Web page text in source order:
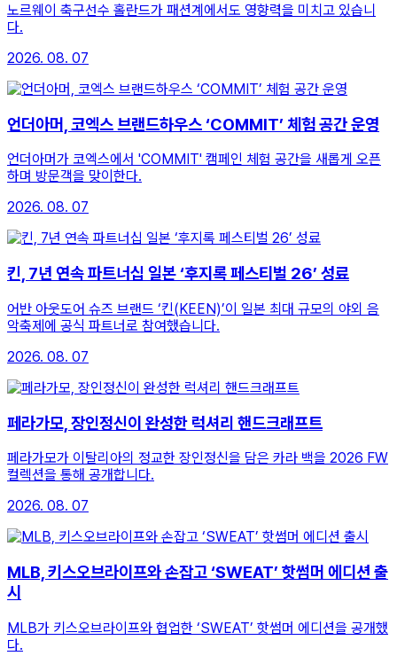
노르웨이 축구선수 홀란드가 패션계에서도 영향력을 미치고 있습니
다.
2026. 08. 07
언더아머, 코엑스 브랜드하우스 ‘COMMIT’ 체험 공간 운영
언더아머가 코엑스에서 'COMMIT' 캠페인 체험 공간을 새롭게 오픈
하며 방문객을 맞이한다.
2026. 08. 07
킨, 7년 연속 파트너십 일본 ‘후지록 페스티벌 26’ 성료
어반 아웃도어 슈즈 브랜드 ‘킨(KEEN)’이 일본 최대 규모의 야외 음
악축제에 공식 파트너로 참여했습니다.
2026. 08. 07
페라가모, 장인정신이 완성한 럭셔리 핸드크래프트
페라가모가 이탈리아의 정교한 장인정신을 담은 카라 백을 2026 FW
컬렉션을 통해 공개합니다.
2026. 08. 07
MLB, 키스오브라이프와 손잡고 ‘SWEAT’ 핫썸머 에디션 출
시
MLB가 키스오브라이프와 협업한 ‘SWEAT’ 핫썸머 에디션을 공개했
다.